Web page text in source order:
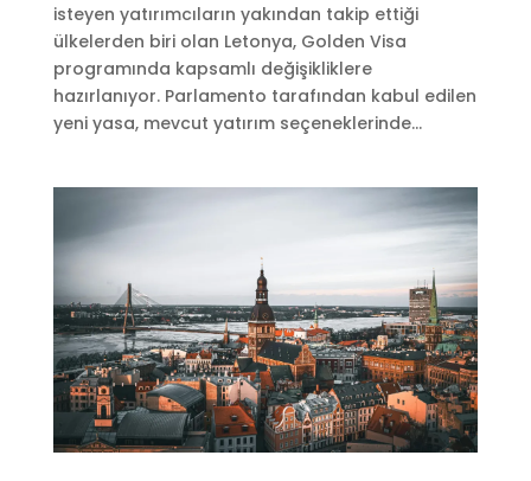
isteyen yatırımcıların yakından takip ettiği
ülkelerden biri olan Letonya, Golden Visa
programında kapsamlı değişikliklere
hazırlanıyor. Parlamento tarafından kabul edilen
yeni yasa, mevcut yatırım seçeneklerinde...